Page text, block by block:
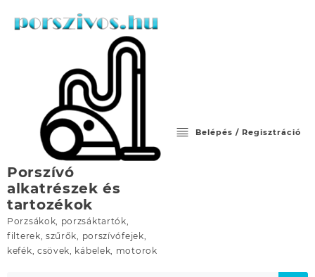
Porszívó
alkatrészek és
tartozékok
Porzsákok, porzsáktartók,
filterek, szűrők, porszívófejek,
kefék, csövek, kábelek, motorok
Belépés / Regisztráció